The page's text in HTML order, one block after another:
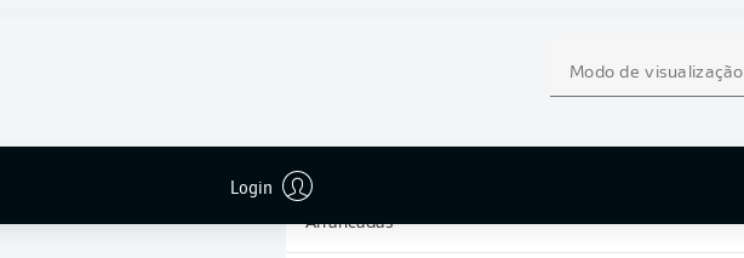
Modo de visualização
Login
Arrancadas